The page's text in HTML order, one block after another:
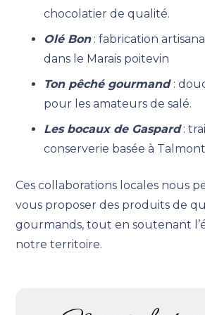
chocolatier de qualité.
Olé Bon :fabrication
dans le Marais poitevin
Ton pêché gourmand :
pour les amateurs de salé.
Les bocaux de Gaspard :
conserverie basée à
Ces collaborations locales nous
vous proposer des produits de
gourmands,tout en soutenant
notre territoire.